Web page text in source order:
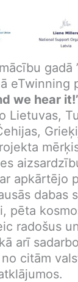
gadā
eTwinning
we hear
Lietuvas,
apkārtējo
dabas
pēta
radošus
arī
citām